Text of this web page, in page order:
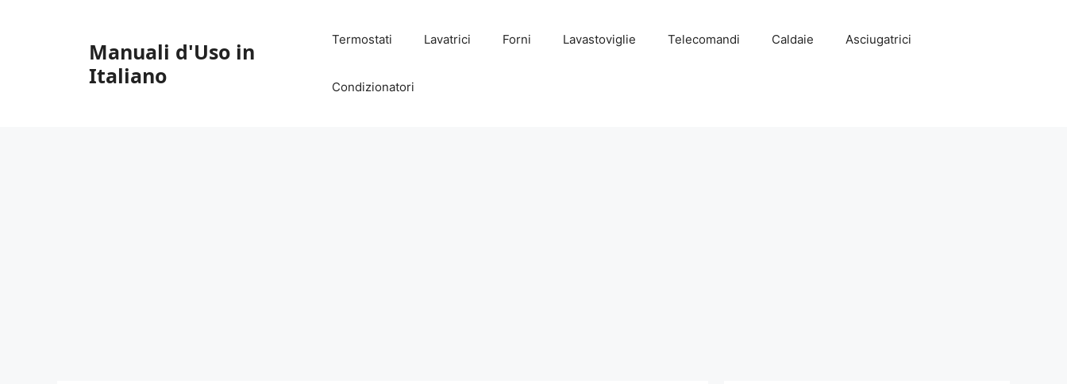
Manuali d'Uso in
Italiano
Termostati Lavatrici Forni Lavastoviglie Telecomandi Caldaie Asciugatrici
Condizionatori